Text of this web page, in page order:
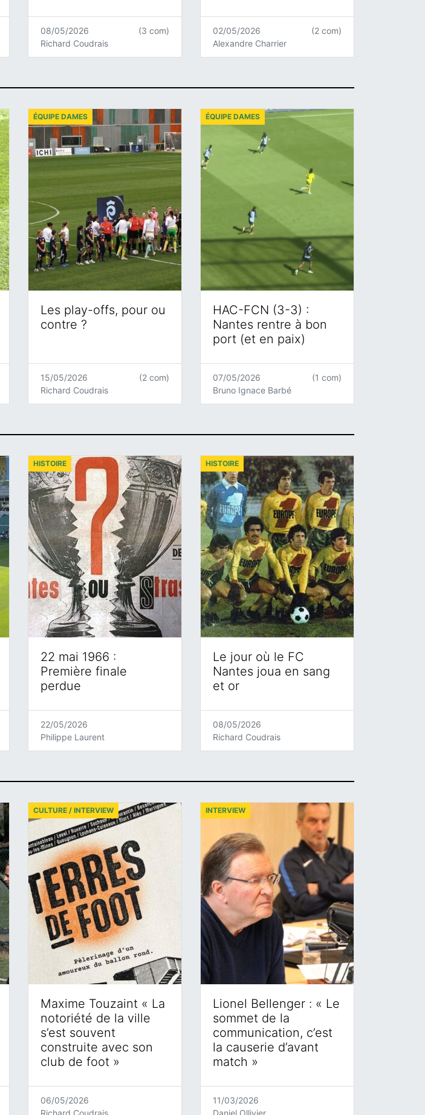
08/05/2026
Richard Coudrais
(3 com)
02/05/2026
Alexandre Charrier
(2 com)
Les play-offs, pour ou
contre ?
ÉQUIPE DAMES
15/05/2026
Richard Coudrais
(2 com)
HAC-FCN (3-3) :
Nantes rentre à bon
port (et en paix)
ÉQUIPE DAMES
07/05/2026
Bruno Ignace Barbé
(1 com)
22 mai 1966 :
Première finale
perdue
HISTOIRE
22/05/2026
Philippe Laurent
Le jour où le FC
Nantes joua en sang
et or
HISTOIRE
08/05/2026
Richard Coudrais
Maxime Touzaint « La
notoriété de la ville
s’est souvent
construite avec son
club de foot »
CULTURE / INTERVIEW
06/05/2026
Richard Coudrais
Lionel Bellenger : « Le
sommet de la
communication, c’est
la causerie d’avant
match »
INTERVIEW
11/03/2026
Daniel Ollivier